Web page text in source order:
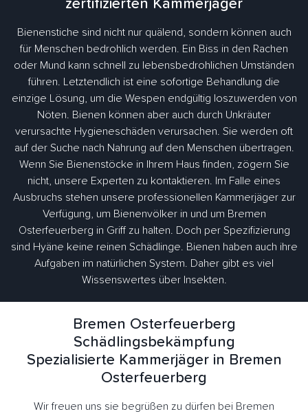
zertifizierten Kammerjäger
Bienenstiche sind nicht nur quälend, sondern können auch
für Menschen bedrohlich werden. Ein Biss in den Rachen
oder Mund kann schnell zu lebensbedrohlichen Umständen
führen. Letztendlich ist eine sofortige Behandlung die
einzige Lösung, um die Wespen endgültig loszuwerden von
Nöten. Bienen können aber auch durch Unkräuter
verursachte Hygieneschäden verursachen. Sie werden oft
auf der Suche nach Nahrung auf den Menschen übertragen.
Wenn Sie Bienenstöcke in Ihrem Haus finden, zögern Sie
nicht, unsere Experten zu kontaktieren. Im Falle eines
Ausbruchs stehen unsere professionellen Kammerjäger zur
Verfügung, um Bienenvölker in und um Bremen
Osterfeuerberg in Griff zu halten. Doch per Spezifizierung
sind Hyäne keine reinen Schädlinge. Bienen haben auch ihre
Aufgaben im natürlichen System. Daher gibt es viel
Wissenswertes über Insekten.
Bremen Osterfeuerberg
Schädlingsbekämpfung
Spezialisierte Kammerjäger in Bremen
Osterfeuerberg
Wir freuen uns sie begrüßen zu dürfen bei Bremen